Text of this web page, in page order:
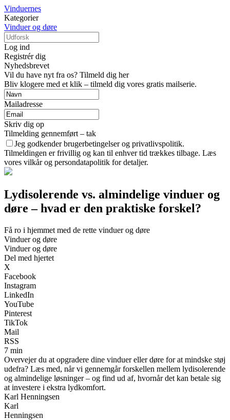
Vinduernes
Kategorier
Vinduer og døre
Log ind
Registrér dig
Nyhedsbrevet
Vil du have nyt fra os? Tilmeld dig her
Bliv klogere med et klik – tilmeld dig vores gratis mailserie.
Mailadresse
Skriv dig op
Tilmelding gennemført – tak
Jeg godkender brugerbetingelser og privatlivspolitik.
Tilmeldingen er frivillig og kan til enhver tid trækkes tilbage. Læs
vores vilkår og persondatapolitik for detaljer.
Lydisolerende vs. almindelige vinduer og
døre – hvad er den praktiske forskel?
Få ro i hjemmet med de rette vinduer og døre
Vinduer og døre
Vinduer og døre
Del med hjertet
X
Facebook
Instagram
LinkedIn
YouTube
Pinterest
TikTok
Mail
RSS
7 min
Overvejer du at opgradere dine vinduer eller døre for at mindske støj
udefra? Læs med, når vi gennemgår forskellen mellem lydisolerende
og almindelige løsninger – og find ud af, hvornår det kan betale sig
at investere i ekstra lydkomfort.
Karl Henningsen
Karl
Henningsen